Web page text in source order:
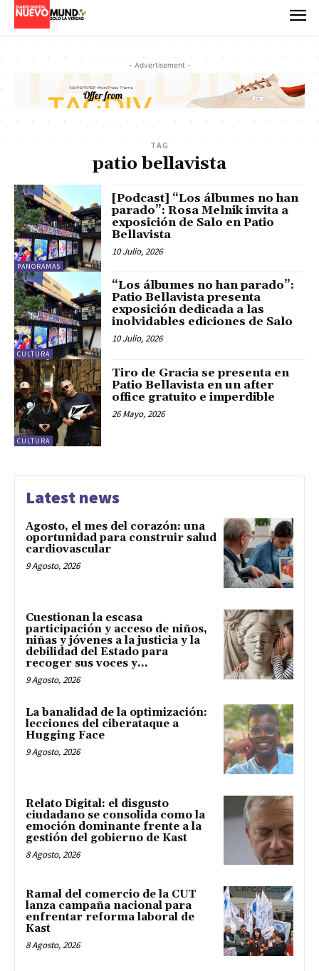
- Advertisement -
TAG
patio bellavista
PANORAMAS
[Podcast] “Los álbumes no han
parado”: Rosa Melnik invita a
exposición de Salo en Patio
Bellavista
10 Julio, 2026
CULTURA
“Los álbumes no han parado”:
Patio Bellavista presenta
exposición dedicada a las
inolvidables ediciones de Salo
10 Julio, 2026
CULTURA
Tiro de Gracia se presenta en
Patio Bellavista en un after
office gratuito e imperdible
26 Mayo, 2026
Latest news
Agosto, el mes del corazón: una
oportunidad para construir salud
cardiovascular
9 Agosto, 2026
Cuestionan la escasa
participación y acceso de niños,
niñas y jóvenes a la justicia y la
debilidad del Estado para
recoger sus voces y...
9 Agosto, 2026
La banalidad de la optimización:
lecciones del ciberataque a
Hugging Face
9 Agosto, 2026
Relato Digital: el disgusto
ciudadano se consolida como la
emoción dominante frente a la
gestión del gobierno de Kast
8 Agosto, 2026
Ramal del comercio de la CUT
lanza campaña nacional para
enfrentar reforma laboral de
Kast
8 Agosto, 2026